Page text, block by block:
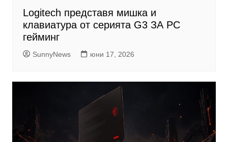
Logitech представя мишка и
клавиатура от серията G3 ЗА PC
гейминг
SunnyNews юни 17, 2026